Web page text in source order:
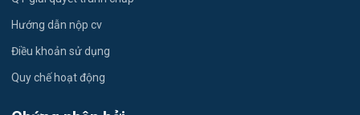
Việc làm Xã Tây Khánh Sơn
Việc làm Xã Đông Khánh Sơn
Hướng dẫn nộp cv
Điều khoản sử dụng
Quy chế hoạt động